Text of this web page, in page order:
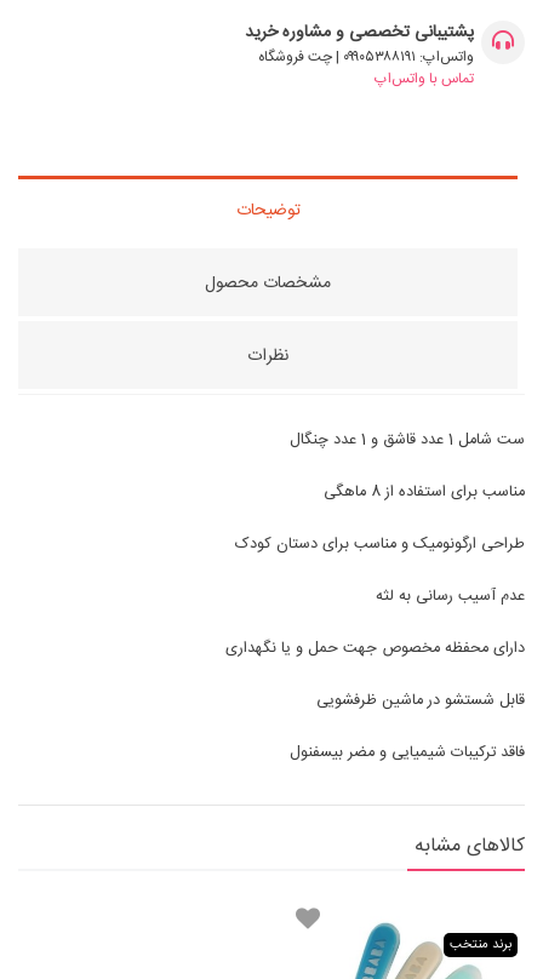
پشتیبانی تخصصی و مشاوره خرید
واتس‌اپ: ۰۹۹۰۵۳۸۸۱۹۱ | چت فروشگاه
تماس با واتس‌اپ
توضیحات
مشخصات محصول
نظرات
ست شامل 1 عدد قاشق و 1 عدد چنگال
مناسب برای استفاده از 8 ماهگی
طراحی ارگونومیک و مناسب برای دستان کودک
عدم آسیب رسانی به لثه
دارای محفظه مخصوص جهت حمل و یا نگهداری
قابل شستشو در ماشین ظرفشویی
فاقد ترکیبات شیمیایی و مضر بیسفنول
کالاهای مشابه
برند منتخب